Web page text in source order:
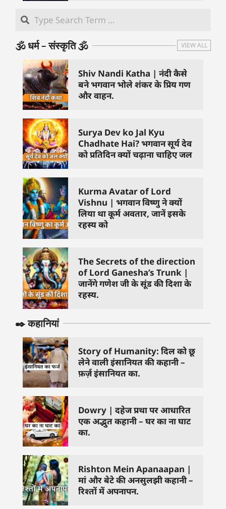
🕉️ धर्म – संस्कृति 🕉️ VIEW ALL
Shiv Nandi Katha | नंदी कैसे
बने भगवान भोले शंकर के प्रिय गण
और वाहन.
Surya Dev ko Jal Kyu
Chadhate Hai? भगवान सूर्य देव
को प्रतिदिन क्यों चढ़ाना चाहिए जल
Kurma Avatar of Lord
Vishnu | भगवान विष्णु ने क्यों
लिया था कूर्म अवतार, जानें इसके
रहस्य को
The Secrets of the direction
of Lord Ganesha’s Trunk |
जानेंगे गणेश जी के सूंड की दिशा के
रहस्य.
✒️ कहानियां
Story of Humanity: दिल को छू
लेने वाली इंसानियत की कहानी –
फ़र्ज़ इंसानियत का.
Dowry | दहेज प्रथा पर आधारित
एक अद्भुत कहानी – घर का ना घाट
का.
Rishton Mein Apanaapan |
मां और बेटे की अनसुलझी कहानी –
रिश्तों में अपनापन.